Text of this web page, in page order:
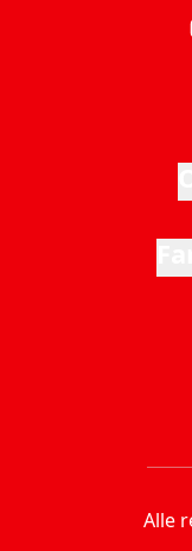
Alle